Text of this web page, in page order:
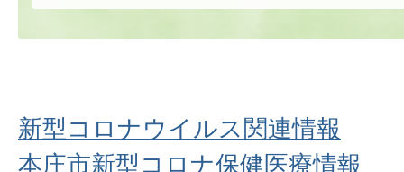
新型コロナウイルス関連情報
本庄市新型コロナ保健医療情報